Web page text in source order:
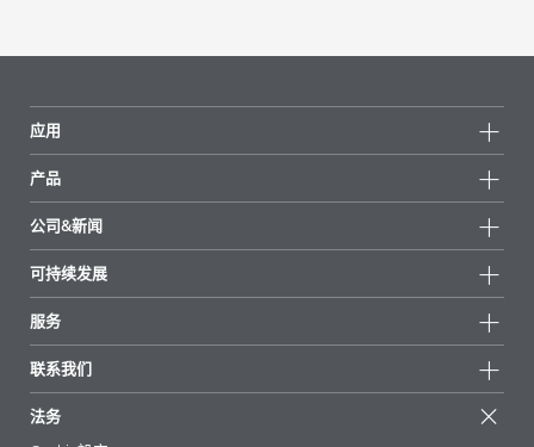
应用
产品
所有产品
重点推荐
公司&新闻
新闻
新闻和媒体
地区和分销商
展会和活动
可持续发展
可持续产品
成功案例
EcoVadis
服务
起始配方
文章
联系我们
法务